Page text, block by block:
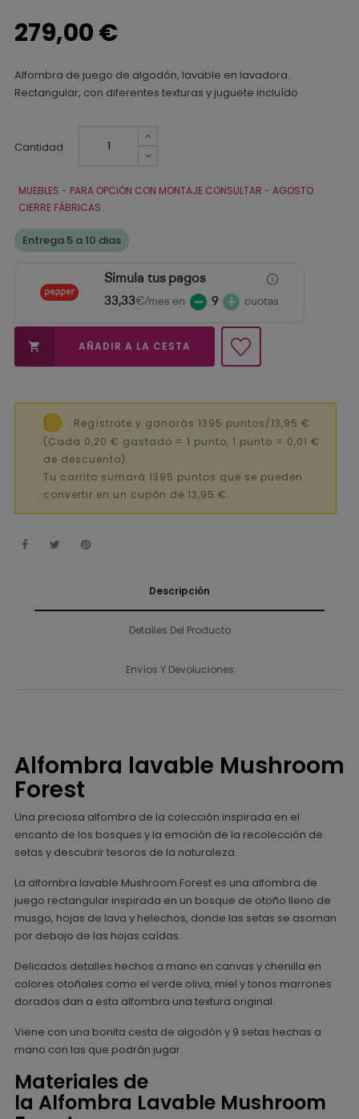
279,00 €
Alfombra de juego de algodón, lavable en lavadora.
Rectangular, con diferentes texturas y juguete incluído.
Cantidad
MUEBLES - PARA OPCIÓN CON MONTAJE CONSULTAR - AGOSTO
CIERRE FÁBRICAS
Entrega 5 a 10 dias
Simula tus pagos
33,33€/mes en 9 cuotas
 AÑADIR A LA CESTA
Regístrate y ganarás 1395 puntos/13,95 €
(Cada 0,20 € gastado = 1 punto, 1 punto = 0,01 €
de descuento).
Tu carrito sumará 1395 puntos que se pueden
convertir en un cupón de 13,95 €.
Descripción
Detalles Del Producto
Envíos Y Devoluciones
Alfombra lavable Mushroom
Forest
Una preciosa alfombra de la colección inspirada en el
encanto de los bosques y la emoción de la recolección de
setas y descubrir tesoros de la naturaleza.
La alfombra lavable Mushroom Forest es una alfombra de
juego rectangular inspirada en un bosque de otoño lleno de
musgo, hojas de lava y helechos, donde las setas se asoman
por debajo de las hojas caídas.
Delicados detalles hechos a mano en canvas y chenilla en
colores otoñales como el verde oliva, miel y tonos marrones
dorados dan a esta alfombra una textura original.
Viene con una bonita cesta de algodón y 9 setas hechas a
mano con las que podrán jugar.
Materiales de
la Alfombra Lavable Mushroom